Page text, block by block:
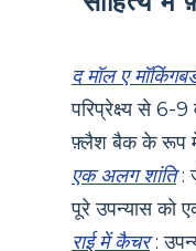
द मॉल ए
परिप्रेक्ष्य से 6-
फ़्लैश बैक के रूप में
एक अलग शांति:
पूरे उपन्यास को
राई में कैचर: